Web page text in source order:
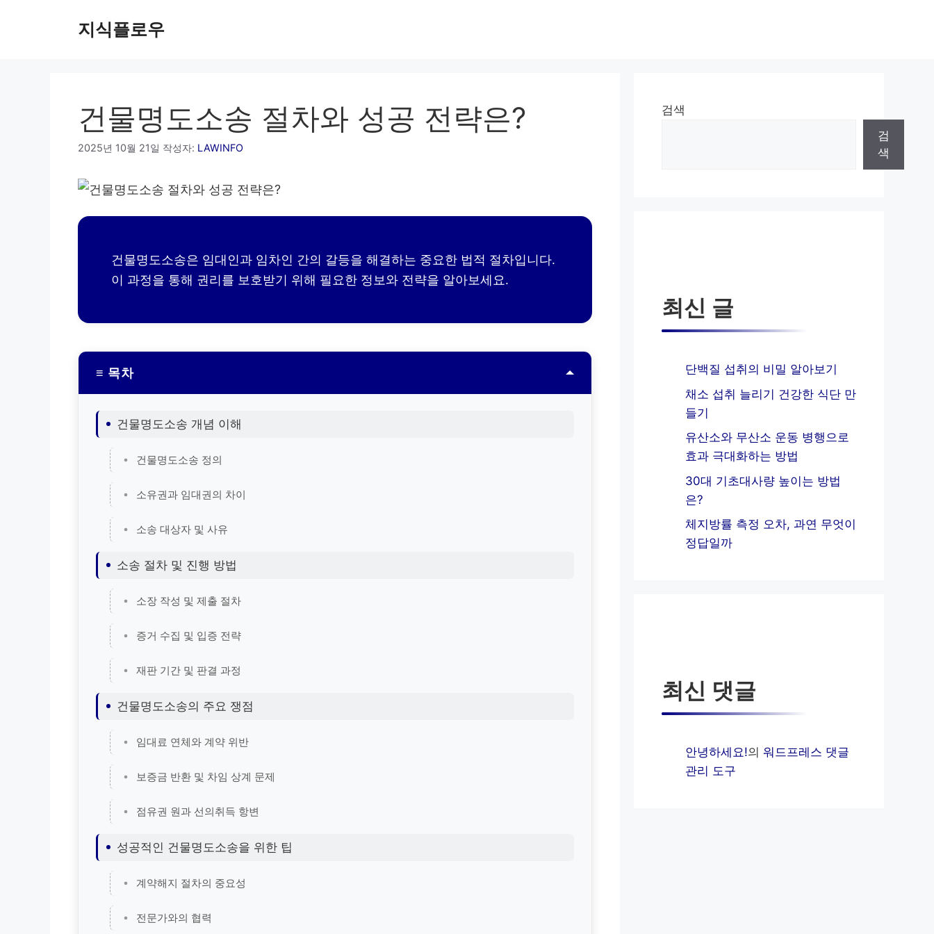
지식플로우
건물명도소송 절차와 성공 전략은?
2025년 10월 21일 작성자: LAWINFO
건물명도소송은 임대인과 임차인 간의 갈등을 해결하는 중요한 법적 절차입니다.
이 과정을 통해 권리를 보호받기 위해 필요한 정보와 전략을 알아보세요.
≡ 목차
건물명도소송 개념 이해
건물명도소송 정의
소유권과 임대권의 차이
소송 대상자 및 사유
소송 절차 및 진행 방법
소장 작성 및 제출 절차
증거 수집 및 입증 전략
재판 기간 및 판결 과정
건물명도소송의 주요 쟁점
임대료 연체와 계약 위반
보증금 반환 및 차임 상계 문제
점유권 원과 선의취득 항변
성공적인 건물명도소송을 위한 팁
계약해지 절차의 중요성
전문가와의 협력
검색
검
색
최신 글
단백질 섭취의 비밀 알아보기
채소 섭취 늘리기 건강한 식단 만
들기
유산소와 무산소 운동 병행으로
효과 극대화하는 방법
30대 기초대사량 높이는 방법
은?
체지방률 측정 오차, 과연 무엇이
정답일까
최신 댓글
안녕하세요!의 워드프레스 댓글
관리 도구